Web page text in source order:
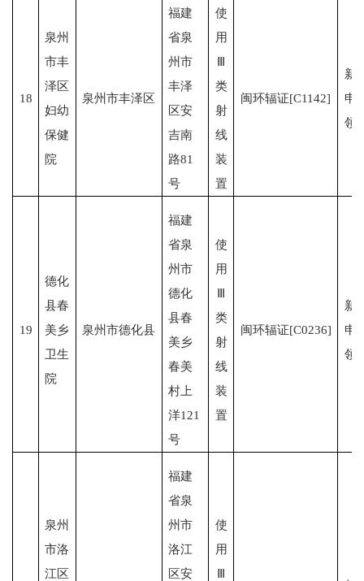
18
泉州
市丰
泽区
妇幼
保健
院
泉州市丰泽区
福建
省泉
州市
丰泽
区安
吉南
路81
号
使
用
Ⅲ
类
射
线
装
置
闽环辐证[C1142]
新
申
领
19
德化
县春
美乡
卫生
院
泉州市德化县
福建
省泉
州市
德化
县春
美乡
春美
村上
洋121
号
使
用
Ⅲ
类
射
线
装
置
闽环辐证[C0236]
新
申
领
泉州
市洛
江区
福建
省泉
州市
洛江
区安
使
用
Ⅲ